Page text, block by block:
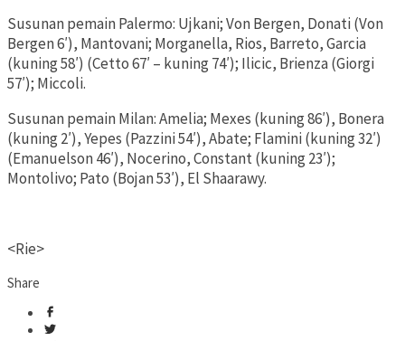
Susunan pemain Palermo: Ujkani; Von Bergen, Donati (Von
Bergen 6′), Mantovani; Morganella, Rios, Barreto, Garcia
(kuning 58′) (Cetto 67′ – kuning 74′); Ilicic, Brienza (Giorgi
57′); Miccoli.
Susunan pemain Milan: Amelia; Mexes (kuning 86′), Bonera
(kuning 2′), Yepes (Pazzini 54′), Abate; Flamini (kuning 32′)
(Emanuelson 46′), Nocerino, Constant (kuning 23′);
Montolivo; Pato (Bojan 53′), El Shaarawy.
<Rie>
Share